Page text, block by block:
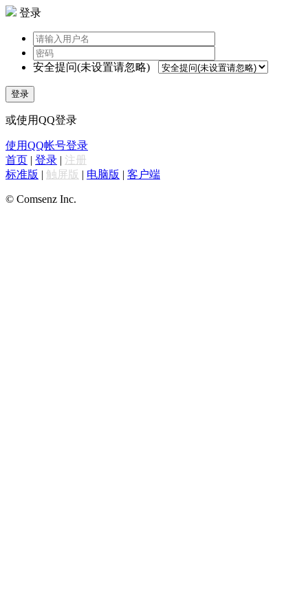
登录
安全提问(未设置请忽略)
登录
或使用QQ登录
使用QQ帐号登录
首页 | 登录 | 注册
标准版 | 触屏版 | 电脑版 | 客户端
© Comsenz Inc.